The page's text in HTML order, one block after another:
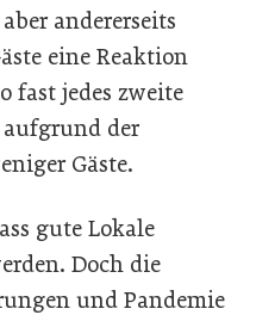
andererseits
eine Reaktion
fast jedes zweite
der
Gäste.
gute Lokale
Doch die
und Pandemie